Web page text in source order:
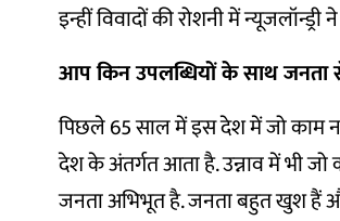
इन्हीं विवादों की रोशनी में
आप किन उपलब्धियों के साथ जनता
पिछले 65 साल में इस देश में जो काम
देश के अंतर्गत आता है. उन्नाव में भी जो
जनता अभिभूत है. जनता बहुत खुश हैं